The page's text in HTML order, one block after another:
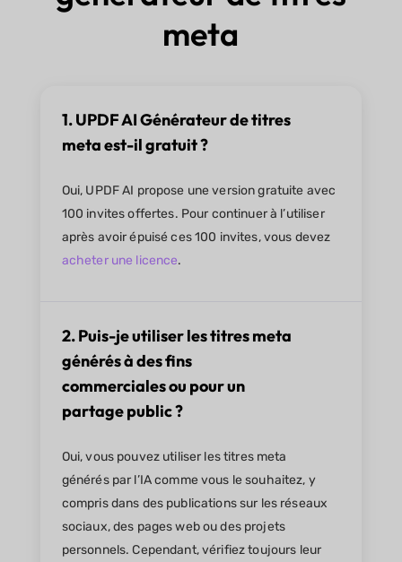
meta
1. UPDF AI Générateur de titres
meta est-il gratuit ?
Oui, UPDF AI propose une version gratuite avec
100 invites offertes. Pour continuer à l’utiliser
après avoir épuisé ces 100 invites, vous devez
acheter une licence.
2. Puis-je utiliser les titres meta
générés à des fins
commerciales ou pour un
partage public ?
Oui, vous pouvez utiliser les titres meta
générés par l’IA comme vous le souhaitez, y
compris dans des publications sur les réseaux
sociaux, des pages web ou des projets
personnels. Cependant, vérifiez toujours leur